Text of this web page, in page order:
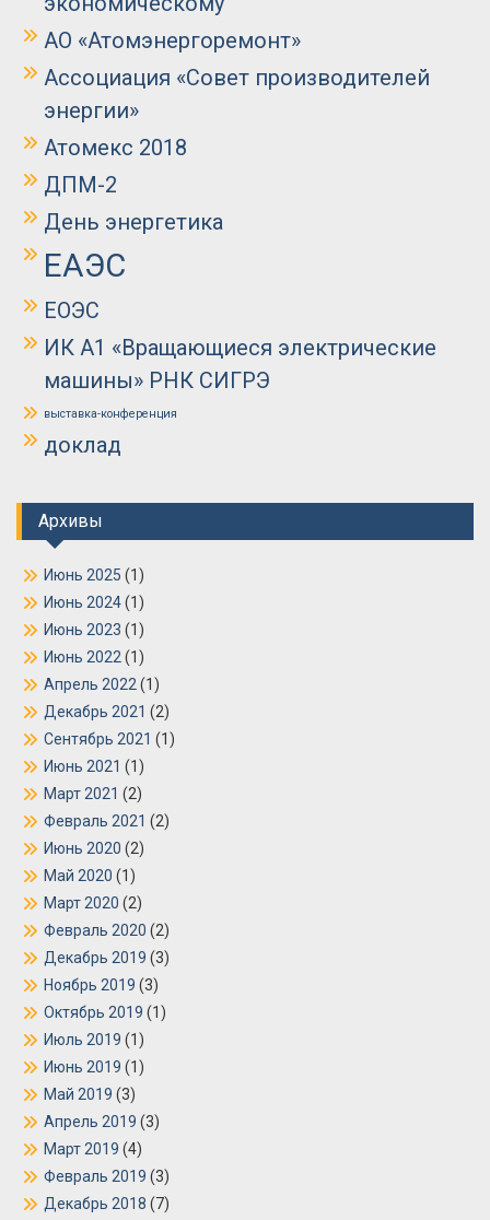
АО «Атомэнергоремонт»
Ассоциация «Совет производителей
энергии»
Атомекс 2018
ДПМ-2
День энергетика
ЕАЭС
ЕОЭС
ИК А1 «Вращающиеся электрические
машины» РНК СИГРЭ
выставка-конференция
доклад
Архивы
Июнь 2025 (1)
Июнь 2024(1)
Июнь 2023 (1)
Июнь 2022 (1)
Апрель 2022 (1)
Декабрь 2021 (2)
Сентябрь 2021 (1)
Июнь 2021 (1)
Март 2021 (2)
Февраль 2021 (2)
Июнь 2020 (2)
Май 2020 (1)
Март 2020 (2)
Февраль 2020 (2)
Декабрь 2019 (3)
Ноябрь 2019 (3)
Октябрь 2019 (1)
Июль 2019 (1)
Июнь 2019 (1)
Май 2019 (3)
Апрель 2019 (3)
Март 2019 (4)
Февраль 2019 (3)
Декабрь 2018 (7)